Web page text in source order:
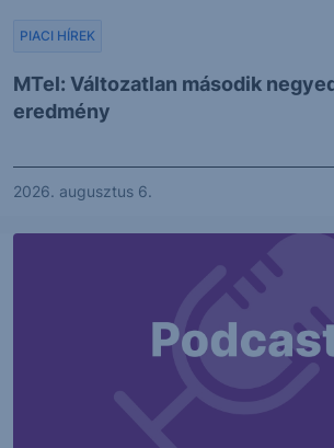
MTel: Változatlan második
eredmény
PIACI HÍREK
2026. augusztus 6.